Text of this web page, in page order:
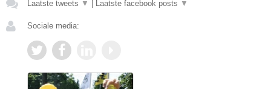
Laatste tweets ▼ Laatste facebook posts ▼
Sociale media: